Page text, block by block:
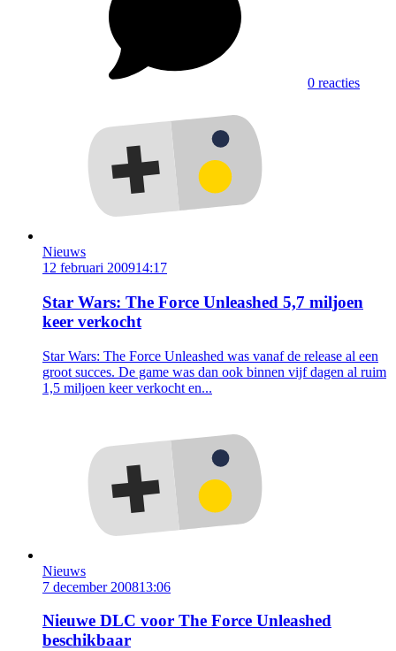
0 reacties
Nieuws
12 februari 200914:17
Star Wars: The Force Unleashed 5,7 miljoen
keer verkocht
Star Wars: The Force Unleashed was vanaf de release al een
groot succes. De game was dan ook binnen vijf dagen al ruim
1,5 miljoen keer verkocht en...
Nieuws
7 december 200813:06
Nieuwe DLC voor The Force Unleashed
beschikbaar